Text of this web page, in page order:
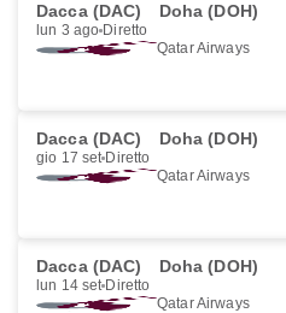
Dacca (DAC) Doha (DOH)
lun 3 ago Diretto
Qatar Airways
Dacca (DAC) Doha (DOH)
gio 17 set Diretto
Qatar Airways
Dacca (DAC) Doha (DOH)
lun 14 set Diretto
Qatar Airways